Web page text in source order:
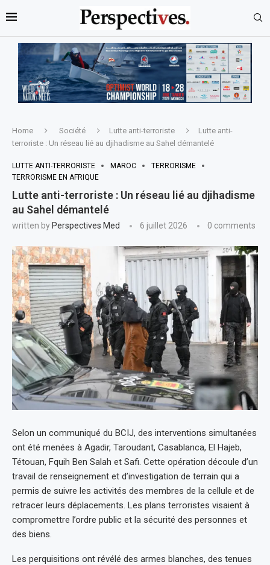
Home Société Lutte anti-terroriste
Lutte anti-
terroriste : Un réseau lié au djihadisme au Sahel démantelé
LUTTE ANTI-TERRORISTE MAROC
TERRORISME
TERRORISME EN AFRIQUE
Lutte anti-terroriste : Un réseau lié au djihadisme
au Sahel démantelé
written by Perspectives Med 6 juillet 2026 0 comments
Selon un communiqué du BCIJ, des interventions simultanées
ont été menées à Agadir, Taroudant, Casablanca, El Hajeb,
Tétouan, Fquih Ben Salah et Safi. Cette opération découle d’un
travail de renseignement et d’investigation de terrain qui a
permis de suivre les activités des membres de la cellule et de
retracer leurs déplacements. Les plans terroristes visaient à
compromettre l’ordre public et la sécurité des personnes et
des biens.
Les perquisitions ont révélé des armes blanches, des tenues